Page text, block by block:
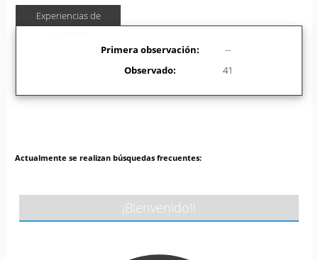
Experiencias de
Primera observación:
--
Observado:
41
Actualmente se realizan búsquedas frecuentes:
¡Bienvenido!!